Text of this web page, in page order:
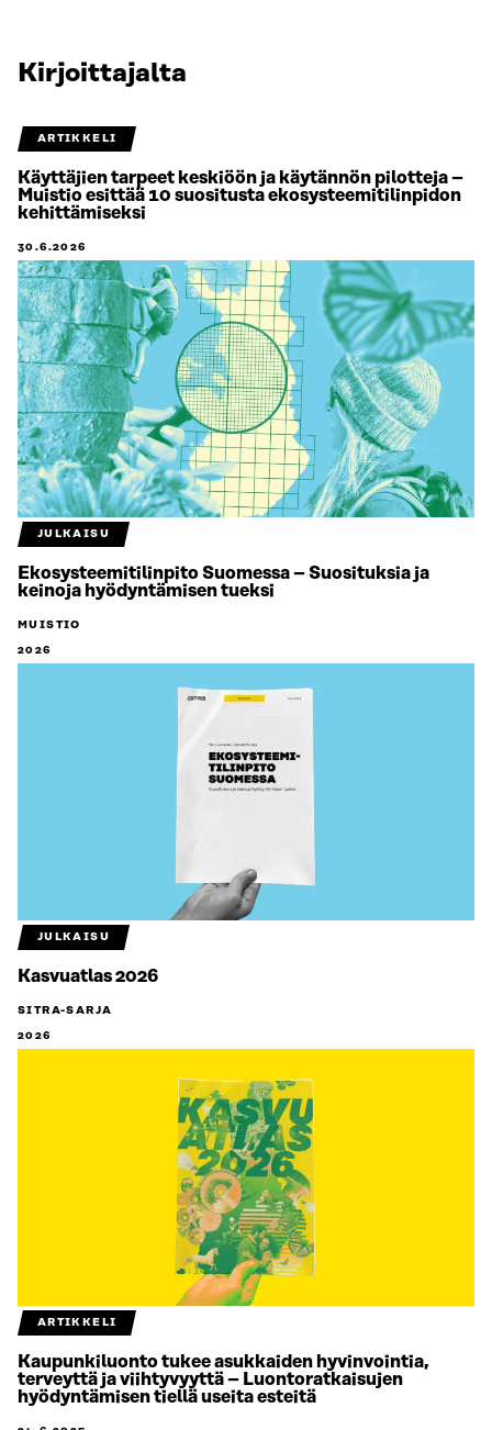
Kirjoittajalta
ARTIKKELI
Käyttäjien tarpeet keskiöön ja käytännön pilotteja –
Muistio esittää 10 suositusta ekosysteemitilinpidon
kehittämiseksi
30.6.2026
JULKAISU
Ekosysteemitilinpito Suomessa – Suosituksia ja
keinoja hyödyntämisen tueksi
MUISTIO
2026
JULKAISU
Kasvuatlas 2026
SITRA-SARJA
2026
ARTIKKELI
Kaupunkiluonto tukee asukkaiden hyvinvointia,
terveyttä ja viihtyvyyttä – Luontoratkaisujen
hyödyntämisen tiellä useita esteitä